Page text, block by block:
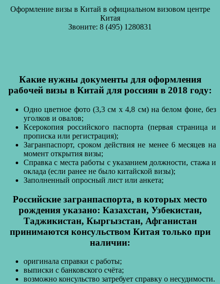
Оформление визы в Китай в официальном визовом центре
Китая
Звоните: 8 (495) 1280831
Какие нужны документы для оформления
рабочей визы в Китай для россиян в 2018 году:
Одно цветное фото (3,3 см х 4,8 см) на белом фоне, без
уголков и овалов;
Ксерокопия российского паспорта (первая страница и
прописка или регистрация);
Загранпаспорт, сроком действия не менее 6 месяцев на
момент открытия визы;
Справка с места работы с указанием должности, стажа и
оклада (если ранее не было китайской визы);
Заполненный опросный лист или анкета;
Российские загранпаспорта, в которых место
рождения указано: Казахстан, Узбекистан,
Таджикистан, Кыргызстан, Афганистан
принимаются консульством Китая только при
наличии:
оригинала справки с работы;
выписки с банковского счёта;
возможно консульство затребует справку о несудимости.